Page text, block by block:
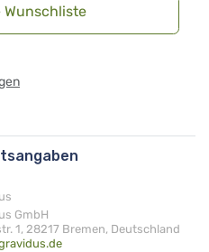
Wunschliste
GmbH
1, 28217 Bremen, Deutschland